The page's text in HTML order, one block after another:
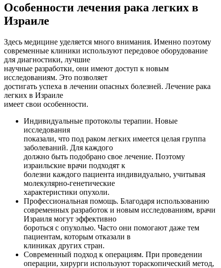
Особенности лечения рака легких в
Израиле
Здесь медицине уделяется много внимания. Именно поэтому
современные клиники используют передовое оборудование
для диагностики, лучшие
научные разработки, они имеют доступ к новым
исследованиям. Это позволяет
достигать успеха в лечении опасных болезней. Лечение рака
легких в Израиле
имеет свои особенности.
Индивидуальные протоколы терапии. Новые
исследования
показали, что под раком легких имеется целая группа
заболеваний. Для каждого
должно быть подобрано свое лечение. Поэтому
израильские врачи подходят к
болезни каждого пациента индивидуально, учитывая
молекулярно-генетические
характеристики опухоли.
Профессиональная помощь. Благодаря использованию
современных разработок и новым исследованиям, врачи
Израиля могут эффективно
бороться с опухолью. Часто они помогают даже тем
пациентам, которым отказали в
клиниках других стран.
Современный подход к операциям. При проведении
операции, хирурги используют тораскопический метод,